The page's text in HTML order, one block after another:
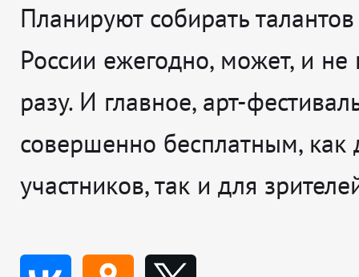
Планируют собирать
России ежегодно, может, и
разу. И главное, арт-
совершенно бесплатным, как
участников, так и для